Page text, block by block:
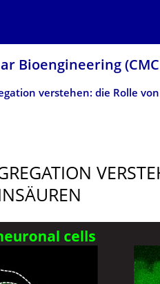
Bioengineering
verstehen: die Rolle